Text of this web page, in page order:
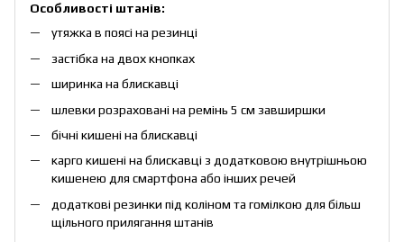
Особливості штанів:
утяжка в поясі на резинці
застібка на двох кнопках
ширинка на блискавці
шлевки розраховані на ремінь 5 см завширшки
бічні кишені на блискавці
карго кишені на блискавці з додатковою внутрішньою
кишенею для смартфона або інших речей
додаткові резинки під коліном та гомілкою для більш
щільного прилягання штанів